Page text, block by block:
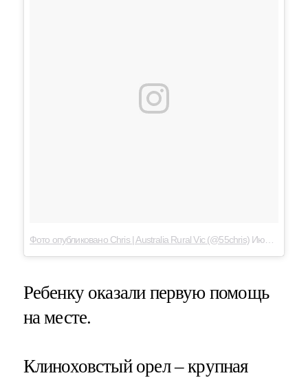
Фото опубликовано Chris | Australia Rural Vic (@55chris)Июл 10 2016 в 3:47 PDT
Ребенку оказали первую помощь
на месте.
Клиноховстый орел – крупная